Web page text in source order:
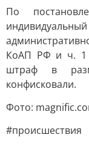
По
КоАП РФ и ч. 1
штраф в
конфисковали.
Фото:
#происшествия